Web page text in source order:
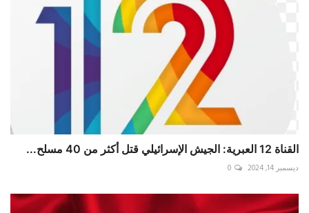
القناة 12 العبرية: الجيش الإسرائيلي قتل أكثر من 40 مسلح...
ديسمبر 14, 2024 0